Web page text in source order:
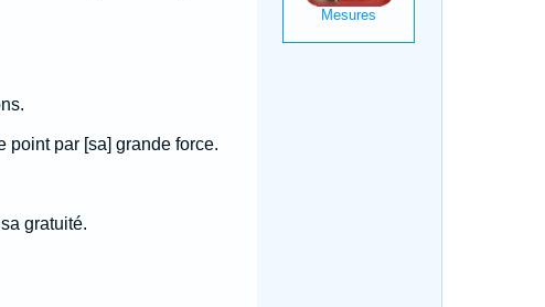
point par [sa] grande force.
gratuité.